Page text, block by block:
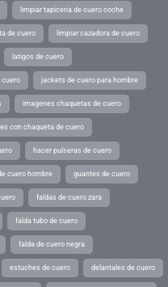
limpiar tapiceria de cuero coche
de cuero limpiar cazadora de cuero
latigos de cuero
cuero jackets de cuero para hombre
imagenes chaquetas de cuero
con chaqueta de cuero
hacer pulseras de cuero
cuero hombre guantes de cuero
faldas de cuero zara
falda tubo de cuero
falda de cuero negra
estuches de cuero delantales de cuero